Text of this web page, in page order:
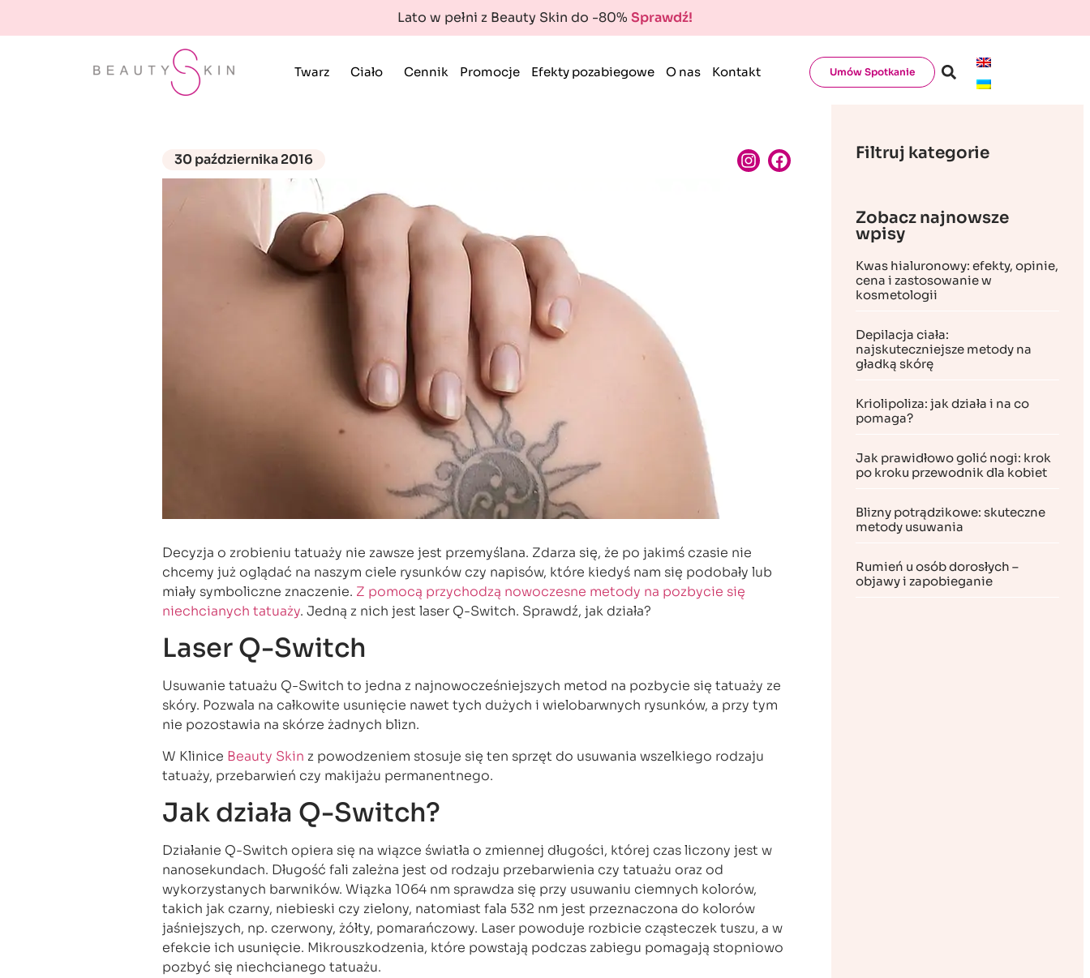
Lato w pełni z Beauty Skin do -80% Sprawdź!
Twarz Ciało Cennik Promocje Efekty pozabiegowe O nas Kontakt Umów Spotkanie
30 października 2016
Decyzja o zrobieniu tatuaży nie zawsze jest przemyślana. Zdarza się, że po jakimś czasie nie
chcemy już oglądać na naszym ciele rysunków czy napisów, które kiedyś nam się podobały lub
miały symboliczne znaczenie. Z pomocą przychodzą nowoczesne metody na pozbycie się
niechcianych tatuaży. Jedną z nich jest laser Q-Switch. Sprawdź, jak działa?
Laser Q-Switch
Usuwanie tatuażu Q-Switch to jedna z najnowocześniejszych metod na pozbycie się tatuaży ze
skóry. Pozwala na całkowite usunięcie nawet tych dużych i wielobarwnych rysunków, a przy tym
nie pozostawia na skórze żadnych blizn.
W Klinice Beauty Skin z powodzeniem stosuje się ten sprzęt do usuwania wszelkiego rodzaju
tatuaży, przebarwień czy makijażu permanentnego.
Jak działa Q-Switch?
Działanie Q-Switch opiera się na wiązce światła o zmiennej długości, której czas liczony jest w
nanosekundach. Długość fali zależna jest od rodzaju przebarwienia czy tatuażu oraz od
wykorzystanych barwników. Wiązka 1064 nm sprawdza się przy usuwaniu ciemnych kolorów,
takich jak czarny, niebieski czy zielony, natomiast fala 532 nm jest przeznaczona do kolorów
jaśniejszych, np. czerwony, żółty, pomarańczowy. Laser powoduje rozbicie cząsteczek tuszu, a w
efekcie ich usunięcie. Mikrouszkodzenia, które powstają podczas zabiegu pomagają stopniowo
pozbyć się niechcianego tatuażu.
Filtruj kategorie
Zobacz najnowsze
wpisy
Kwas hialuronowy: efekty, opinie,
cena i zastosowanie w
kosmetologii
Depilacja ciała:
najskuteczniejsze metody na
gładką skórę
Kriolipoliza: jak działa i na co
pomaga?
Jak prawidłowo golić nogi: krok
po kroku przewodnik dla kobiet
Blizny potrądzikowe: skuteczne
metody usuwania
Rumień u osób dorosłych –
objawy i zapobieganie